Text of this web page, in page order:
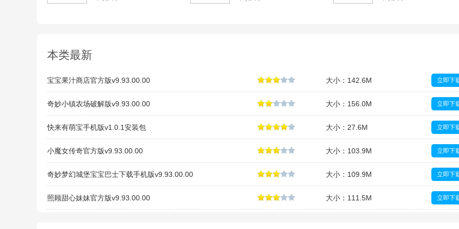
本类最新
宝宝果汁商店官方版v9.93.00.00 大小：142.6M 立即下
奇妙小镇农场破解版v9.93.00.00 大小：156.0M 立即下
快来有萌宝手机版v1.0.1安装包 大小：27.6M 立即下
小魔女传奇官方版v9.93.00.00 大小：103.9M 立即下
奇妙梦幻城堡宝宝巴士下载手机版v9.93.00.00 大小：109.9M 立即下
照顾甜心妹妹官方版v9.93.00.00 大小：111.5M 立即下